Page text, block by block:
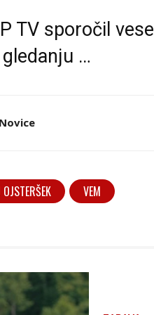
TV sporočil
…
OJSTERŠEK VEM